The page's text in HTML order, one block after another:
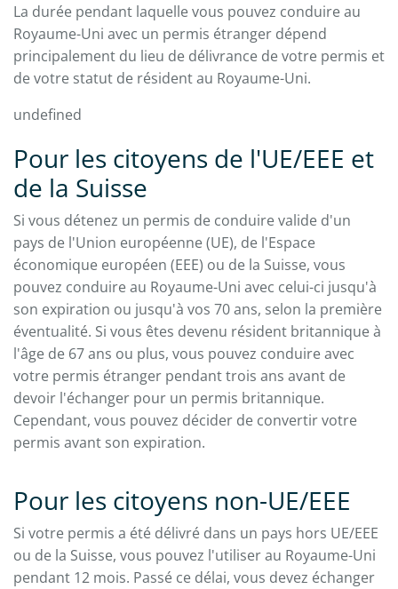
La durée pendant laquelle vous pouvez conduire au
Royaume-Uni avec un permis étranger dépend
principalement du lieu de délivrance de votre permis et
de votre statut de résident au Royaume-Uni.
undefined
Pour les citoyens de l'UE/EEE et
de la Suisse
Si vous détenez un permis de conduire valide d'un
pays de l'Union européenne (UE), de l'Espace
économique européen (EEE) ou de la Suisse, vous
pouvez conduire au Royaume-Uni avec celui-ci jusqu'à
son expiration ou jusqu'à vos 70 ans, selon la première
éventualité. Si vous êtes devenu résident britannique à
l'âge de 67 ans ou plus, vous pouvez conduire avec
votre permis étranger pendant trois ans avant de
devoir l'échanger pour un permis britannique.
Cependant, vous pouvez décider de convertir votre
permis avant son expiration.
Pour les citoyens non-UE/EEE
Si votre permis a été délivré dans un pays hors UE/EEE
ou de la Suisse, vous pouvez l'utiliser au Royaume-Uni
pendant 12 mois. Passé ce délai, vous devez échanger